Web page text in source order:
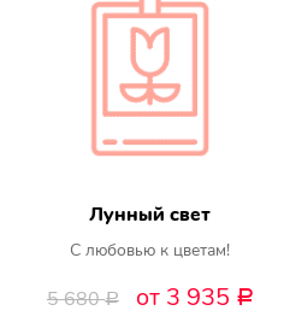
Лунный свет
С любовью к цветам!
5 680Р от 3 935 Р